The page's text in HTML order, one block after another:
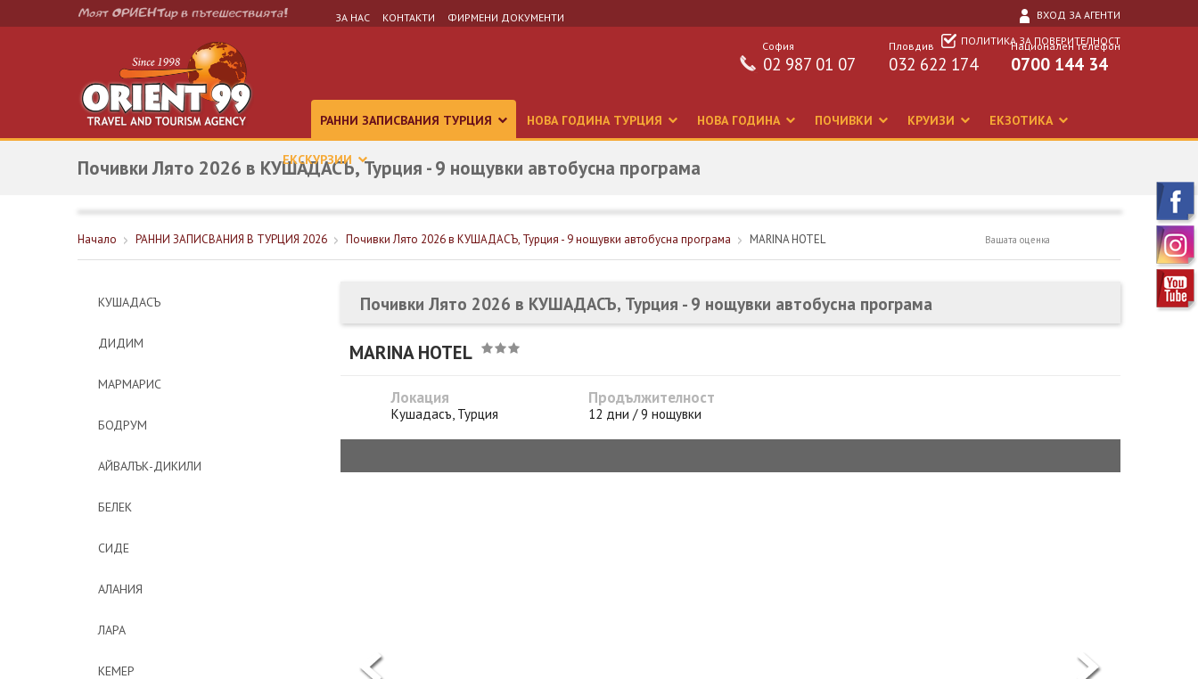
ЗА НАС КОНТАКТИ ФИРМЕНИ ДОКУМЕНТИ
ВХОД ЗА АГЕНТИ
ПОЛИТИКА ЗА ПОВЕРИТЕЛНОСТ
Национален телефон
0700 144 34
Пловдив
032 622 174
София
02 987 01 07
РАННИ ЗАПИСВАНИЯ ТУРЦИЯ НОВА ГОДИНА ТУРЦИЯ НОВА ГОДИНА ПОЧИВКИ КРУИЗИ ЕКЗОТИКА
ЕКСКУРЗИИ
Почивки Лято 2026 в КУШАДАСЪ, Турция - 9 нощувки автобусна програма
Начало РАННИ ЗАПИСВАНИЯ В ТУРЦИЯ 2026 Почивки Лято 2026 в КУШАДАСЪ, Турция - 9 нощувки автобусна програма MARINA HOTEL Вашата оценка
КУШАДАСЪ
ДИДИМ
МАРМАРИС
БОДРУМ
АЙВАЛЪК-ДИКИЛИ
БЕЛЕК
СИДЕ
АЛАНИЯ
ЛАРА
КЕМЕР
Почивки Лято 2026 в КУШАДАСЪ, Турция - 9 нощувки автобусна програма
MARINA HOTEL
Локация
Кушадасъ, Турция
Продължителност
12 дни / 9 нощувки